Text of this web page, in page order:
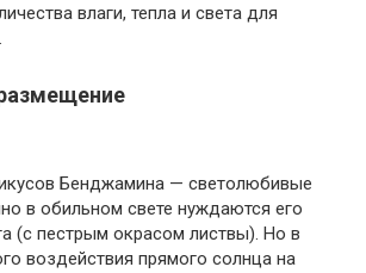
влаги, тепла и света для
Бенджамина — светолюбивые
в обильном свете нуждаются его
(с пестрым окрасом листвы). Но в
воздействия прямого солнца на